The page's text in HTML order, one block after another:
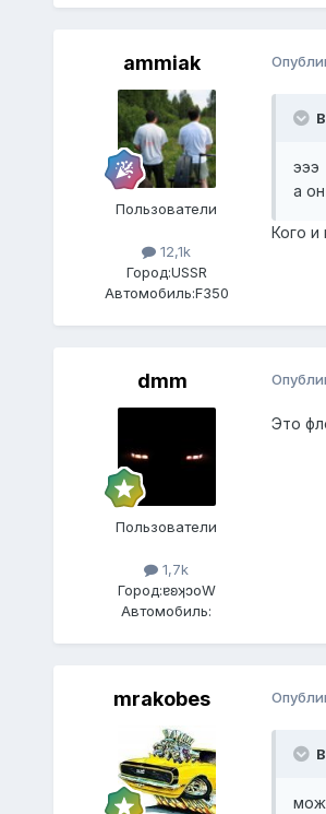
ammiak
Пользователи
12,1k
Город:USSR
Автомобиль:F350
эээ
а
Кого и
dmm
Пользователи
1,7k
Город:ɐʚʞɔоW
Автомобиль:
Это
mrakobes